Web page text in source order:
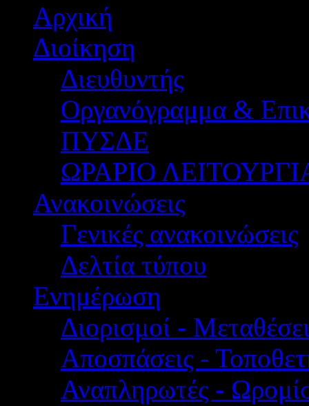
Αρχική
Διοίκηση
Διευθυντής
Οργανόγραμμα &
ΠΥΣΔΕ
ΩΡΑΡΙΟ
Ανακοινώσεις
Γενικές ανακοινώσεις
Δελτία τύπου
Ενημέρωση
Διορισμοί -
Αποσπάσεις -
Αναπληρωτές -